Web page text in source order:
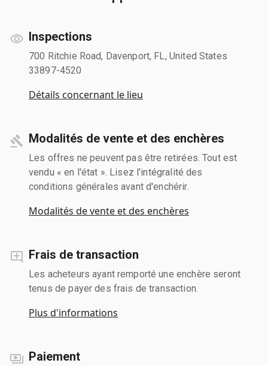
Inspections
700 Ritchie Road, Davenport, FL, United States
33897-4520
Détails concernant le lieu
Modalités de vente et des enchères
Les offres ne peuvent pas être retirées. Tout est
vendu « en l'état ». Lisez l'intégralité des
conditions générales avant d'enchérir.
Modalités de vente et des enchères
Frais de transaction
Les acheteurs ayant remporté une enchère seront
tenus de payer des frais de transaction.
Plus d'informations
Paiement